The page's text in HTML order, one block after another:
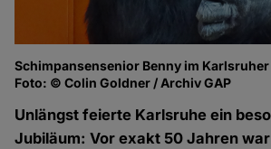
Schimpansensenior Benny im Karlsruher
Foto: © Colin Goldner / Archiv GAP
Unlängst feierte Karlsruhe ein
Jubiläum: Vor exakt 50 Jahren war